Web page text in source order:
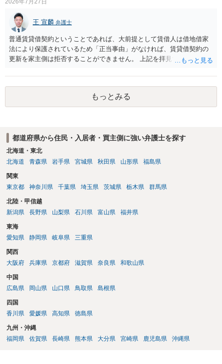
能性が高いのが私見です。 どうしてもお近くで供養されたい場合は、
事前に地主へ相談して許可を得るか、土地に直接埋めずに大きめの鉢
植え等で供養する「プランター葬」や、ペット霊園等への納骨を検討
されるのが確実かと思います。
王 宣麟 弁護士
普通賃貸借契約ということであれば、大前提として賃借人は借地借家
法により保護されているため「正当事由」がなければ、賃貸借契約の
更新を家主側は拒否することができません。 上記を拝見する限り、通
定期確認させてもらないこと」が直ちに正当事由に当たるとは思えま
せんので、更新拒絶を拒否される方向性でよろしいかと存じます。 そ
の交渉の中で、一定の金銭をもらえれば退去には応じる旨交渉をして
みるのはいかがでしょうか。 過去に賃借人の許可なく無断で賃貸人が
のも一つでしょう。
もっとみる
都道府県から住民・入居者・買主側に強い弁護士を探す
北海道・東北
北海道
青森県 岩手県 宮城県 秋田県 山形県 福島県
関東
東京都
神奈川県 千葉県 埼玉県 茨城県 栃木県 群馬県
北陸・甲信越
新潟県
長野県 山梨県 石川県 富山県 福井県
東海
愛知県
静岡県 岐阜県 三重県
関西
大阪府
兵庫県 京都府 滋賀県 奈良県 和歌山県
中国
広島県
岡山県 山口県 鳥取県 島根県
四国
香川県
愛媛県 高知県 徳島県
九州・沖縄
福岡県
佐賀県 長崎県 熊本県 大分県 宮崎県 鹿児島県 沖縄県